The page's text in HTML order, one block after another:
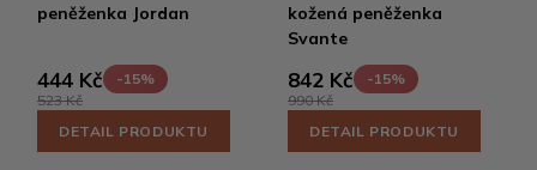
peněženka Jordan
444 Kč
-15%
523 Kč
DETAIL PRODUKTU
kožená peněženka
Svante
842 Kč
-15%
990 Kč
DETAIL PRODUKTU